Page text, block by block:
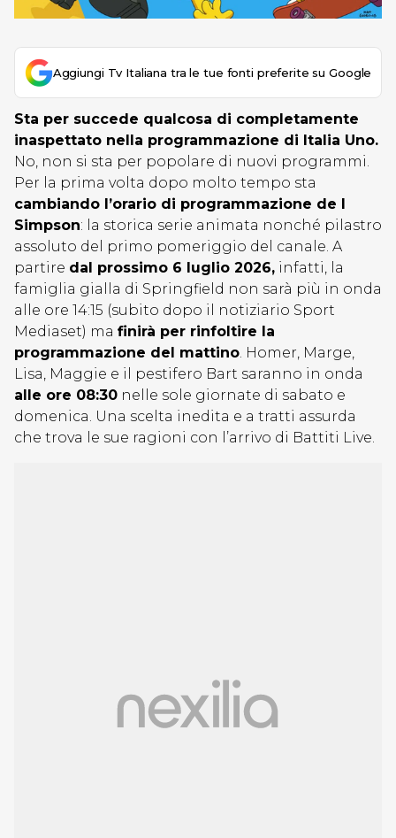
Aggiungi Tv Italiana tra le tue fonti preferite su Google
Sta per succede qualcosa di completamente
inaspettato nella programmazione di Italia Uno.
No, non si sta per popolare di nuovi programmi.
Per la prima volta dopo molto tempo sta
cambiando l’orario di programmazione de I
Simpson: la storica serie animata nonché pilastro
assoluto del primo pomeriggio del canale. A
partire dal prossimo 6 luglio 2026, infatti, la
famiglia gialla di Springfield non sarà più in onda
alle ore 14:15 (subito dopo il notiziario Sport
Mediaset) ma finirà per rinfoltire la
programmazione del mattino. Homer, Marge,
Lisa, Maggie e il pestifero Bart saranno in onda
alle ore 08:30 nelle sole giornate di sabato e
domenica. Una scelta inedita e a tratti assurda
che trova le sue ragioni con l’arrivo di Battiti Live.